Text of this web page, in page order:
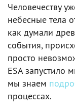
Человечеству
небесные тела
как думали
события,
просто
ESA запустило
мы знаем
процессах.